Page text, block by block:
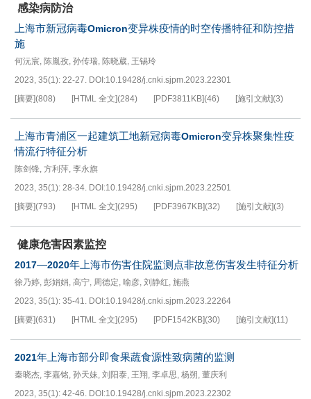
感染病防治
上海市新冠病毒Omicron变异株疫情的时空传播特征和防控措
施
何沅宸, 陈胤孜, 孙传瑞, 陈晓葳, 王锡玲
2023, 35(1): 22-27. DOI:10.19428/j.cnki.sjpm.2023.22301
[摘要](808) [HTML 全文](284) [PDF3811KB](46) [施引文献](3)
上海市青浦区一起建筑工地新冠病毒Omicron变异株聚集性疫
情流行特征分析
陈剑锋, 方利萍, 李永旗
2023, 35(1): 28-34. DOI:10.19428/j.cnki.sjpm.2023.22501
[摘要](793) [HTML 全文](295) [PDF3967KB](32) [施引文献](3)
健康危害因素监控
2017—2020年上海市伤害住院监测点非故意伤害发生特征分析
徐乃婷, 彭娟娟, 高宁, 周德定, 喻彦, 刘静红, 施燕
2023, 35(1): 35-41. DOI:10.19428/j.cnki.sjpm.2023.22264
[摘要](631) [HTML 全文](295) [PDF1542KB](30) [施引文献](11)
2021年上海市部分即食果蔬食源性致病菌的监测
秦晓杰, 李嘉铭, 孙天妹, 刘阳泰, 王翔, 李卓思, 杨朔 , 董庆利
2023, 35(1): 42-46. DOI:10.19428/j.cnki.sjpm.2023.22302